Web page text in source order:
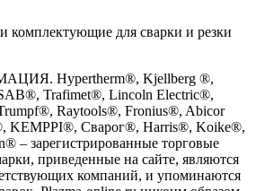
комплектующие для сварки и резки
Hypertherm®, Kjellberg ®,
Trafimet®, Lincoln Electric®,
Raytools®, Fronius®, Abicor
KEMPPI®, Сварог®, Harris®, Koike®,
– зарегистрированные торговые
приведенные на сайте, являются
компаний, и упоминаются